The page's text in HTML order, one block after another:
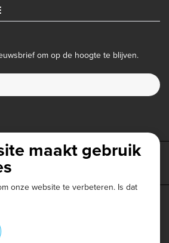
om op de hoogte te blijven.
| Realisatie
maakt gebruik
onze website te verbeteren. Is dat